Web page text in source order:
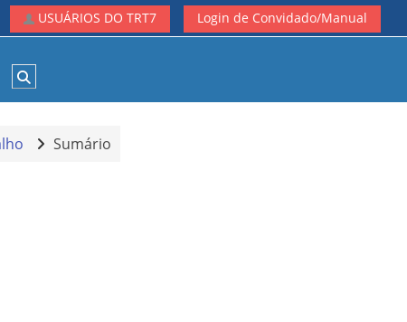
USUÁRIOS DO TRT7 Login de Convidado/Manual
Sumário